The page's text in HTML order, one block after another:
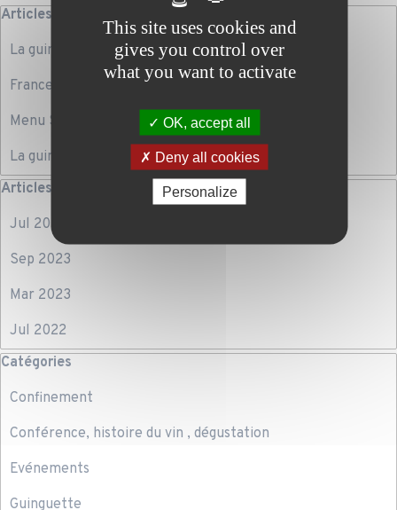
Sauter le bloc Articles récents
Articles récents
La guinguette du lac est ouverte !
France Nouvelle Zélande Rugby
Menu Saint Patrick
La guinguette
Sauter le bloc Articles mensuels
Articles mensuels
Jul 2024
Sep 2023
Mar 2023
Jul 2022
Sauter le bloc Catégories
Catégories
Confinement
Conférence, histoire du vin , dégustation
Evénements
Guinguette
This site uses cookies and
gives you control over
what you want to activate
OK, accept all
Deny all cookies
Personalize